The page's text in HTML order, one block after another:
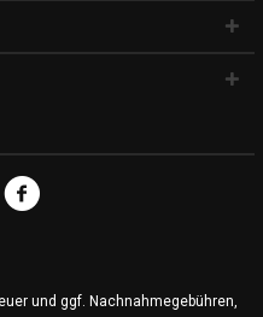
und ggf. Nachnahmegebühren,